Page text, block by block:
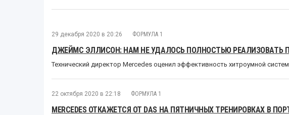
29 декабря 2020 в 20:26 ФОРМУЛА 1
ДЖЕЙМС ЭЛЛИСОН: НАМ НЕ УДАЛОСЬ ПОЛНОСТЬЮ РЕАЛИЗОВАТЬ
Технический директор Mercedes оценил эффективность хитроумной
22 октября 2020 в 22:18 ФОРМУЛА 1
MERCEDES ОТКАЖЕТСЯ ОТ DAS НА ПЯТНИЧНЫХ ТРЕНИРОВКАХ В